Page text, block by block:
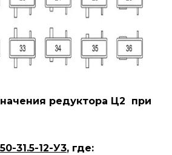
редуктора Ц2
при
31.5-12-У3, где: